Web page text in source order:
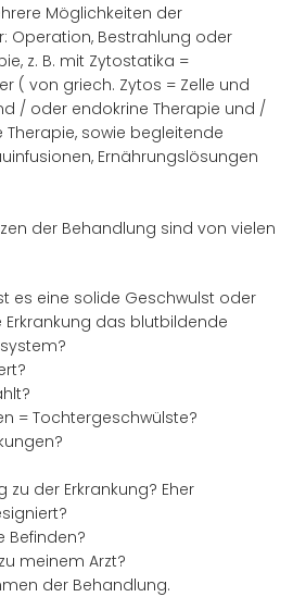
Möglichkeiten der
Operation, Bestrahlung oder
z. B. mit Zytostatika =
( von griech. Zytos = Zelle und
/ oder endokrine Therapie und /
sowie begleitende
Ernährungslösungen
der Behandlung sind von vielen
es eine solide Geschwulst oder
das blutbildende
= Tochtergeschwülste?
zu der Erkrankung? Eher
Befinden?
meinem Arzt?
der Behandlung.